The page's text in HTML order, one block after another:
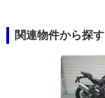
関連物件から探す